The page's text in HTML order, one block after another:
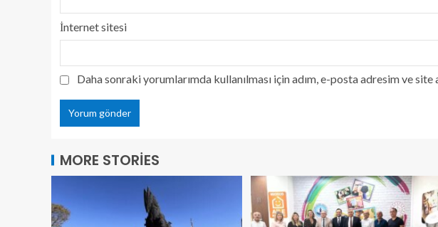
İnternet sitesi
Daha sonraki yorumlarımda kullanılması için adım, e-posta adresim ve
MORE STORIES